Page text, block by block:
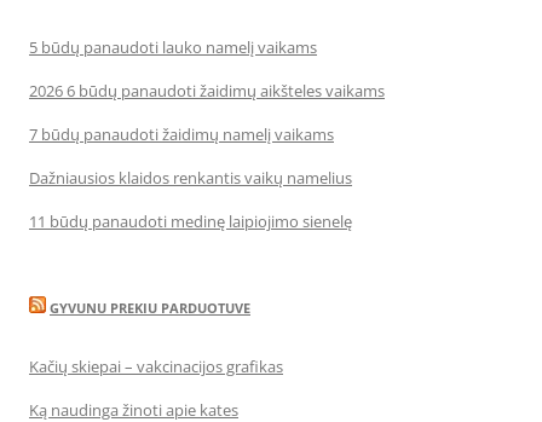
5 būdų panaudoti lauko namelį vaikams
2026 6 būdų panaudoti žaidimų aikšteles vaikams
7 būdų panaudoti žaidimų namelį vaikams
Dažniausios klaidos renkantis vaikų namelius
11 būdų panaudoti medinę laipiojimo sienelę
GYVUNU PREKIU PARDUOTUVE
Kačių skiepai – vakcinacijos grafikas
Ką naudinga žinoti apie kates